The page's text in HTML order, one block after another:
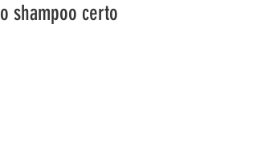
o shampoo certo